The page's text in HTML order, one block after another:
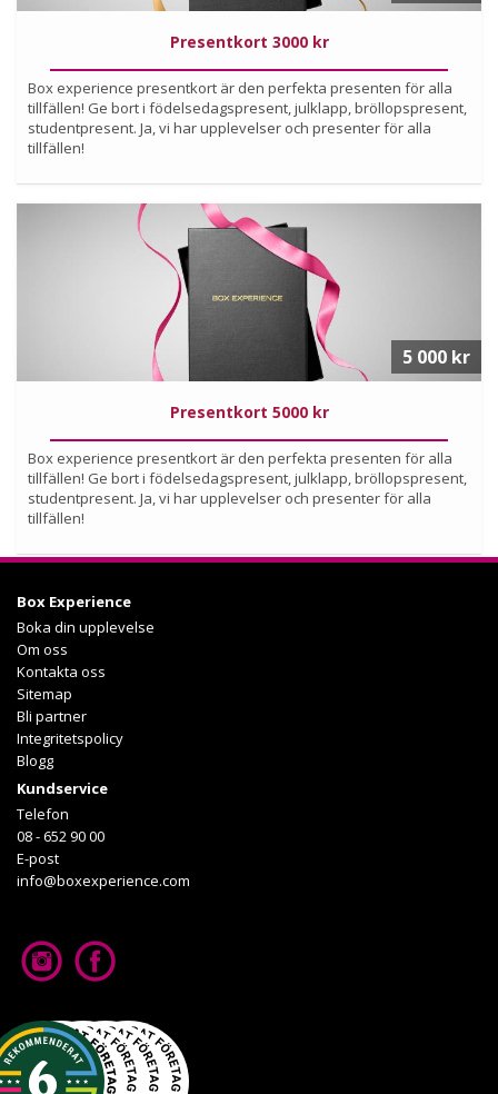
Presentkort 3000 kr
Box experience presentkort är den perfekta presenten för alla
tillfällen! Ge bort i födelsedagspresent, julklapp, bröllopspresent,
studentpresent. Ja, vi har upplevelser och presenter för alla
tillfällen!
Köp
Läs mer om upplevelsen
Presentkort 5000 kr
Box experience presentkort är den perfekta presenten för alla
tillfällen! Ge bort i födelsedagspresent, julklapp, bröllopspresent,
studentpresent. Ja, vi har upplevelser och presenter för alla
tillfällen!
5 000 kr
Box Experience
Boka din upplevelse
Om oss
Kontakta oss
Sitemap
Bli partner
Integritetspolicy
Blogg
Kundservice
Telefon
08 - 652 90 00
E-post
info@boxexperience.com